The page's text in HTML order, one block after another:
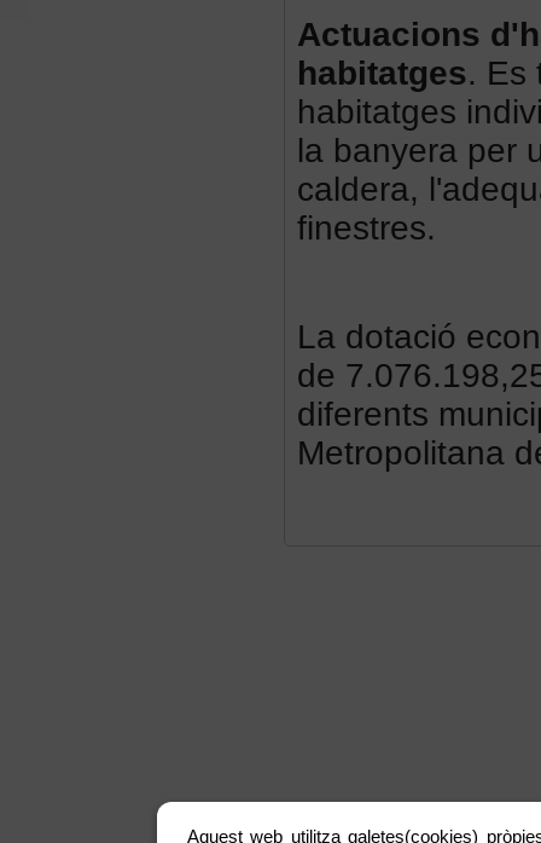
Actuacions
habitatges. Es
habitatges
la banyera per
caldera,
finestres.
La dotació
de
diferents
Metropolitana
Aquest web utilitza galetes(cookies)